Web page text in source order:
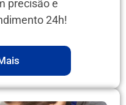
precisão e
24h!